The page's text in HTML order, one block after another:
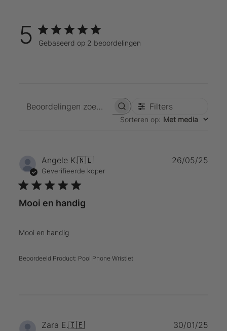
5 Gebaseerd op 2 beoordelingen
Beoordelingen zoekenFilters
Sorteren op: Met media
Angele K.🇳🇱
Geverifieerde koper
Mooi en handig
Mooi en handig
Beoordeeld Product: Pool Phone Wristlet
26/05/25
Zara E.🇮🇪 30/01/25